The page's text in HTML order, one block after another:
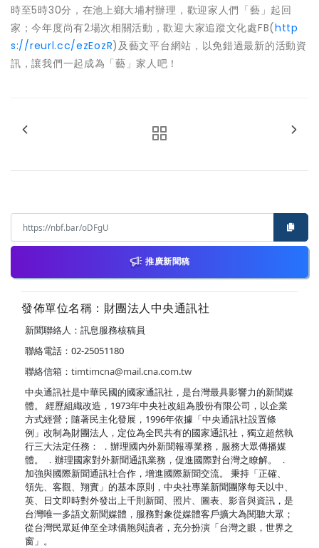
時至5時30分，在池上鄉大埔村辦理，歡迎家人們「藝」起回
家；今年度尚有2場次相關活動，歡迎大家追蹤文化處FB(http
s://reurl.cc/ezEozR)及藝文平台網站，以免錯過最新的活動資
訊，讓我們一起成為「藝」家人吧！
推廣新聞稿
發佈單位名稱：財團法人中央通訊社
新聞聯絡人：訊息服務核稿員
聯絡電話：02-25051180
聯絡信箱： timtimcna@mail.cna.com.tw
中央通訊社是中華民國的國家通訊社，是台灣最具影響力的新聞媒
體。 經歷組織改造，1973年中央社改組為股份有限公司，以企業
方式經營；隨著民主化發展，1996年依據「中央通訊社設置條
例」改制為財團法人，定位為全民共有的國家通訊社，獨立超然執
行三大法定任務： ．辦理國內外新聞報導業務，服務大眾傳播媒
體。 ．辦理國家對外新聞通訊業務，促進國際對台灣之瞭解。 ．
加強與國際新聞通訊社合作，增進國際新聞交流。 秉持「正確、
領先、客觀、翔實」的基本原則，中央社專業新聞團隊每天以中、
英、日文即時對外發出上千則新聞、照片、圖表、影音與資訊，是
台灣唯一多語文新聞媒體，服務對象從媒體客戶擴大為閱聽大眾；
從台灣民眾延伸至全球僑胞與讀者，充分扮演「台灣之眼，世界之
窗」。